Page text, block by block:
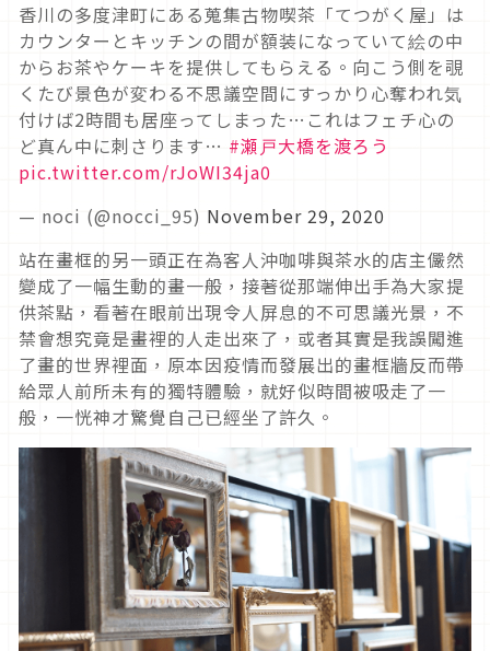
香川の多度津町にある蒐集古物喫茶「てつがく屋」は
カウンターとキッチンの間が額装になっていて絵の中
からお茶やケーキを提供してもらえる。向こう側を覗
くたび景色が変わる不思議空間にすっかり心奪われ気
付けば2時間も居座ってしまった…これはフェチ心の
ど真ん中に刺さります… #瀬戸大橋を渡ろう
pic.twitter.com/rJoWI34ja0
— noci (@nocci_95) November 29, 2020
站在畫框的另一頭正在為客人沖咖啡與茶水的店主儼然
變成了一幅生動的畫一般，接著從那端伸出手為大家提
供茶點，看著在眼前出現令人屏息的不可思議光景，不
禁會想究竟是畫裡的人走出來了，或者其實是我誤闖進
了畫的世界裡面，原本因疫情而發展出的畫框牆反而帶
給眾人前所未有的獨特體驗，就好似時間被吸走了一
般，一恍神才驚覺自己已經坐了許久。